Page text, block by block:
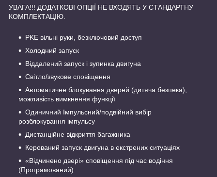
PKE вільні руки, безключовий доступ
Xолодний запуск
Віддалений запуск і зупинка двигуна
Світло/звукове сповіщення
Автоматичне блокування дверей (дитяча безпека),
можливість вимкнення функції
Одиничний Імпульсний/подвійний вибір
розблокування імпульсу
Дистанційне відкриття багажника
Керований запуск двигуна в екстрених ситуаціях
«Відчинено двері» сповіщення під час водіння
(Програмований)
УВАГА!!! ДОДАТКОВІ ОПЦІЇ НЕ ВХОДЯТЬ У СТАНДАРТНУ
КОМПЛЕКТАЦІЮ.